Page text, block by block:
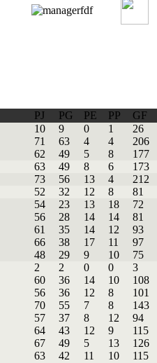
PJ PG PE PP
GF
10 9 0 1
26
71 63 4 4
206
62 49 5 8
177
63 49 8 6
173
73 56 13 4
212
52 32 12 8
81
54 23 13 18
72
56 28 14 14
81
61 35 14 12
93
66 38 17 11
97
48 29 9 10
75
2 2 0 0
3
60 36 14 10
108
56 36 12 8
101
70 55 7 8
143
57 37 8 12
94
64 43 12 9
115
67 49 5 13
126
63 42 11 10
115